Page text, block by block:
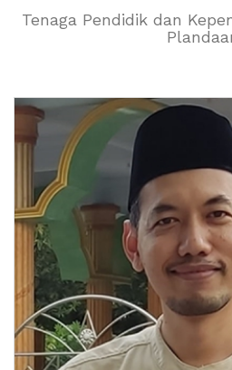
Tenaga Pendidik dan